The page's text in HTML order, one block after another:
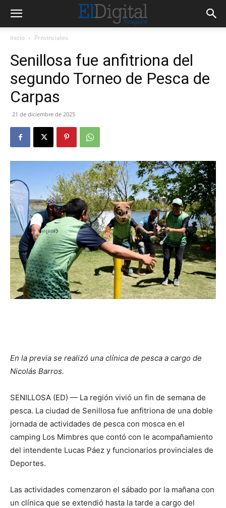
Inicio Provinciales
Senillosa fue anfitriona del
segundo Torneo de Pesca de
Carpas
21 de diciembre de 2025
En la previa se realizó una clínica de pesca a cargo de
Nicolás Barros.
SENILLOSA (ED) — La región vivió un fin de semana de
pesca. La ciudad de Senillosa fue anfitriona de una doble
jornada de actividades de pesca con mosca en el
camping Los Mimbres que contó con le acompañamiento
del intendente Lucas Páez y funcionarios provinciales de
Deportes.
Las actividades comenzaron el sábado por la mañana con
un clínica que se extendió hasta la tarde a cargo del